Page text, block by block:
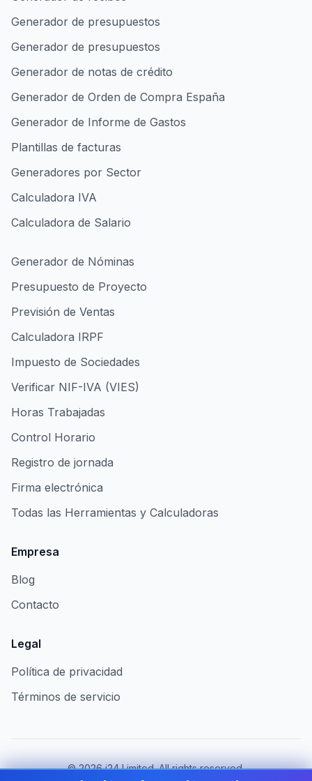
Generador de presupuestos
Generador de presupuestos
Generador de notas de crédito
Generador de Orden de Compra España
Generador de Informe de Gastos
Plantillas de facturas
Generadores por Sector
Calculadora IVA
Calculadora de Salario
Generador de Nóminas
Presupuesto de Proyecto
Previsión de Ventas
Calculadora IRPF
Impuesto de Sociedades
Verificar NIF-IVA (VIES)
Horas Trabajadas
Control Horario
Registro de jornada
Firma electrónica
Todas las Herramientas y Calculadoras
Empresa
Blog
Contacto
Legal
Política de privacidad
Términos de servicio
©2026i24 Limited. All rights reserved.